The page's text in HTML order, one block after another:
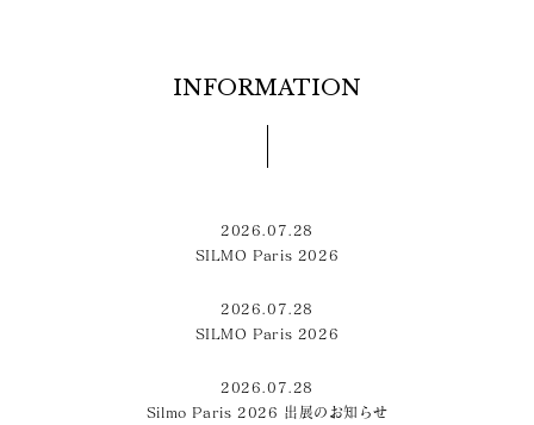
INFORMATION
2026.07.28
SILMO Paris 2026
2026.07.28
SILMO Paris 2026
2026.07.28
Silmo Paris 2026 出展のお知らせ